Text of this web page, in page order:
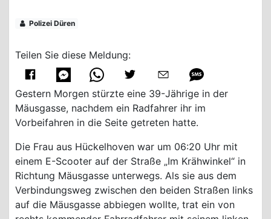
Polizei Düren
Teilen Sie diese Meldung:
Gestern Morgen stürzte eine 39-Jährige in der
Mäusgasse, nachdem ein Radfahrer ihr im
Vorbeifahren in die Seite getreten hatte.
Die Frau aus Hückelhoven war um 06:20 Uhr mit
einem E-Scooter auf der Straße „Im Krähwinkel“ in
Richtung Mäusgasse unterwegs. Als sie aus dem
Verbindungsweg zwischen den beiden Straßen links
auf die Mäusgasse abbiegen wollte, trat ein von